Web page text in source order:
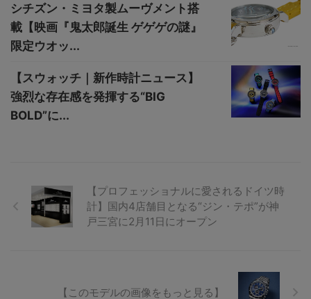
シチズン・ミヨタ製ムーヴメント搭
載【映画『鬼太郎誕生 ゲゲゲの謎』
限定ウオッ...
【スウォッチ｜新作時計ニュース】
強烈な存在感を発揮する“BIG
BOLD”に...
【プロフェッショナルに愛されるドイツ時
計】国内4店舗目となる“ジン・テポ”が神
戸三宮に2月11日にオープン
【このモデルの画像をもっと見る】